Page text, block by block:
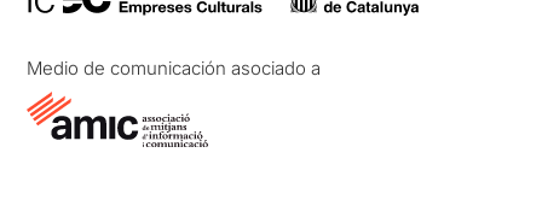
Medio de comunicación asociado a